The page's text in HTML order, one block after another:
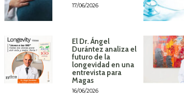
17/06/2026
El Dr. Ángel
Durántez analiza el
futuro de la
longevidad en una
entrevista para
Magas
16/06/2026